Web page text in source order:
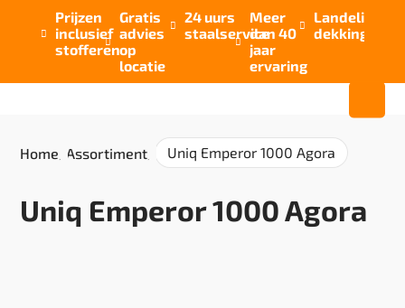

Prijzen
inclusief
stofferen

Gratis
advies
op
locatie

24 uurs
staalservice

Meer
dan 40
jaar
ervaring

Landelijke
dekking
Home Assortiment Uniq Emperor 1000 Agora
Uniq Emperor 1000 Agora